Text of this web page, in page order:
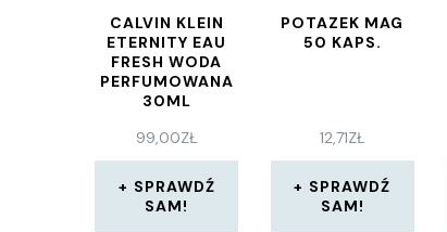
CALVIN KLEIN
ETERNITY EAU
FRESH WODA
PERFUMOWANA
30ML
99,00ZŁ
SPRAWDŹ
SAM!
POTAZEK MAG
50 KAPS.
12,71ZŁ
SPRAWDŹ
SAM!